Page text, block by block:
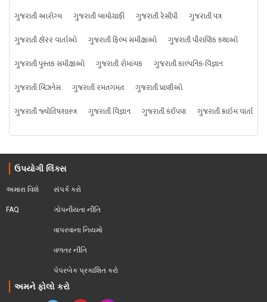
ગુજરાતી આરોગ્ય
ગુજરાતી બાયોગ્રાફી ગુજરાતી રેસીપી
ગુજરાતી પત્ર
ગુજરાતી હૉરર વાર્તાઓ
ગુજરાતી ફિલ્મ સમીક્ષાઓ
ગુજરાતી પૌરાણિક કથાઓ
ગુજરાતી પુસ્તક સમીક્ષાઓ
ગુજરાતી રોમાંચક
ગુજરાતી કાલ્પનિક-વિજ્ઞાન
ગુજરાતી બિઝનેસ
ગુજરાતી રમતગમત
ગુજરાતી પ્રાણીઓ
ગુજરાતી જ્યોતિષશાસ્ત્ર
ગુજરાતી વિજ્ઞાન ગુજરાતી કંઈપણ ગુજરાતી ક્રાઇમ વાર્તા
ઉપયોગી લિંક્સ
અમારા વિશે
FAQ
સંપર્ક કરો
ગોપનીયતા નીતિ
વાપરવાના નિયમો
વળતર નીતિ
પેપરબેક પ્રકાશિત કરો
અમને ફોલો કરો